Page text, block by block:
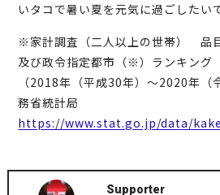
いタコで暑い夏を元気に過ごしたい
※家計調査（二人以上の世帯） 品
及び政令指定都市（※）ランキング
（2018年（平成30年）～2020年（
務省統計局
https://www.stat.go.jp/data/
Supporter